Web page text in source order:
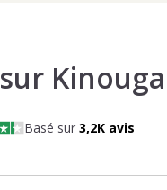
sur
Basé sur 3,2Kavis